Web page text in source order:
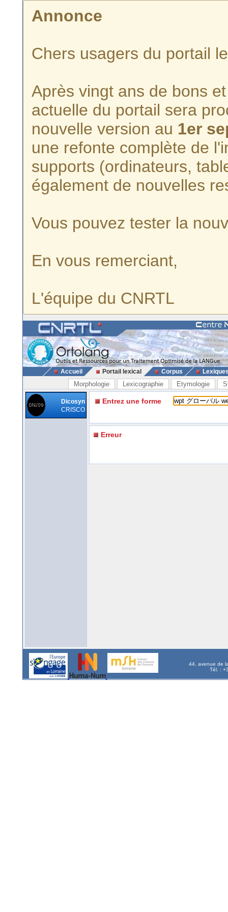
Annonce
Chers usagers du portail
Après vingt ans de bons
actuelle du portail sera
nouvelle version au 1er
une refonte complète de
supports (ordinateurs,
également de nouvelles
Vous pouvez tester la
En vous remerciant,
L'équipe du CNRTL
Accueil Portail lexical Corpus
Morphologie Lexicographie Etymologie
Dicosyn
CRISCO
Entrez une forme
Erreur
44, avenue de
Tél. :